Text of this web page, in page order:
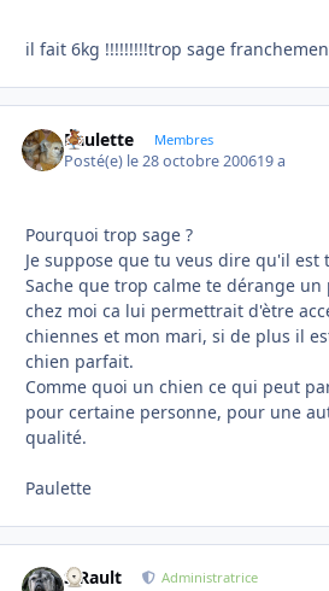
il fait 6kg !!!!!!!!!trop sage
Paulette Membres
Posté(e) le 28 octobre 200619 a
Pourquoi trop sage ?
Je suppose que tu veus dire qu'il est
Sache que trop calme te dérange
chez moi ca lui permettrait d'ètre
chiennes et mon mari, si de plus il
chien parfait.
Comme quoi un chien ce qui peut
pour certaine personne, pour une
qualité.
Paulette
S.Rault Administratrice